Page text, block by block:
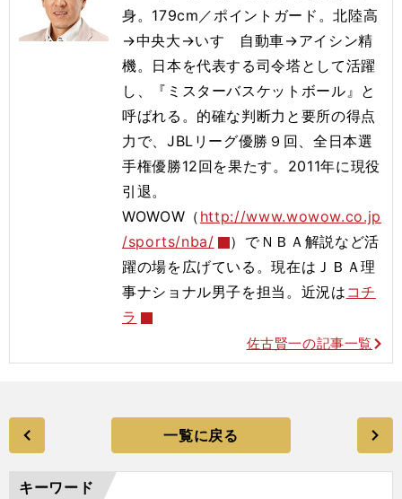
身。179cm／ポイントガード。北陸高
→中央大→いすゞ自動車→アイシン精
機。日本を代表する司令塔として活躍
し、『ミスターバスケットボール』と
呼ばれる。的確な判断力と要所の得点
力で、JBLリーグ優勝９回、全日本選
手権優勝12回を果たす。2011年に現役
引退。
WOWOW（ http://www.wowow.co.jp
/sports/nba/
）でＮＢＡ解説など活
躍の場を広げている。現在はＪＢＡ理
事ナショナル男子を担当。近況は コチ
ラ
佐古賢一の記事一覧
一覧に戻る
キーワード